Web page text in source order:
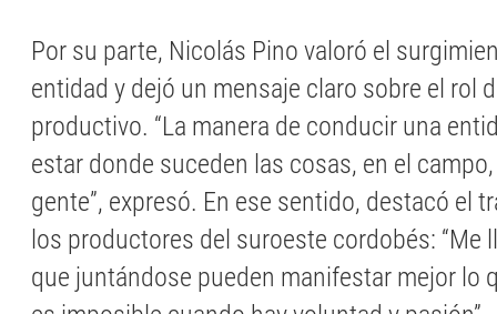
Por su parte, Nicolás Pino valoró el
entidad y dejó un mensaje claro sobre el rol
productivo. “La manera de conducir una
estar donde suceden las cosas, en el
gente”, expresó. En ese sentido, destacó el
los productores del suroeste cordobés: “Me
que juntándose pueden manifestar mejor lo